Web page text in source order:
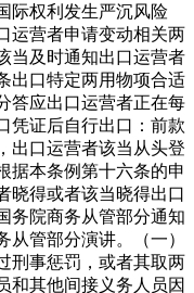
际权利发生严沉风险
运营者申请变动相关两
当及时通知出口运营者
出口特定两用物项合适
答应出口运营者正在每
凭证后自行出口：前款
出口运营者该当从头登
据本条例第十六条的申
晓得或者该当晓得出口
务院商务从管部分通知
管部分演讲。（一）
刑事惩罚，或者其取两
和其他间接义务人员因